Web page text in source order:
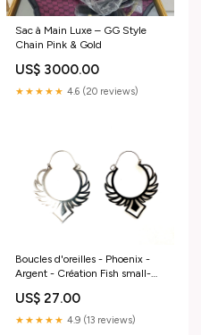
Sac à Main Luxe – GG Style
Chain Pink & Gold
US$ 3000.00
★★★★★ 4.6 (20 reviews)
Boucles d'oreilles - Phoenix -
Argent - Création Fish small-
xxlarge-3-4-uk-5-6-uk-7-8-
uk-9-10-uk-xxlarge
US$ 27.00
★★★★★ 4.9 (13 reviews)